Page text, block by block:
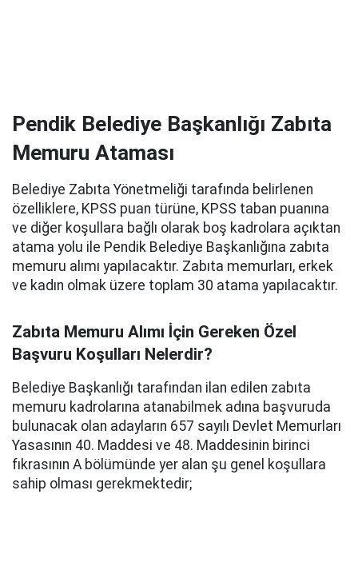
Pendik Belediye Başkanlığı Zabıta
Memuru Ataması
Belediye Zabıta Yönetmeliği tarafında belirlenen
özelliklere, KPSS puan türüne, KPSS taban puanına
ve diğer koşullara bağlı olarak boş kadrolara açıktan
atama yolu ile Pendik Belediye Başkanlığına zabıta
memuru alımı yapılacaktır. Zabıta memurları, erkek
ve kadın olmak üzere toplam 30 atama yapılacaktır.
Zabıta Memuru Alımı İçin Gereken Özel
Başvuru Koşulları Nelerdir?
Belediye Başkanlığı tarafından ilan edilen zabıta
memuru kadrolarına atanabilmek adına başvuruda
bulunacak olan adayların 657 sayılı Devlet Memurları
Yasasının 40. Maddesi ve 48. Maddesinin birinci
fıkrasının A bölümünde yer alan şu genel koşullara
sahip olması gerekmektedir;